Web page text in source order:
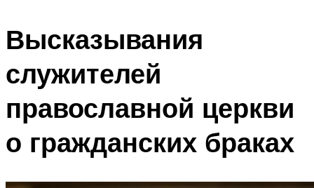
Высказывания
служителей
православной церкви
о гражданских браках